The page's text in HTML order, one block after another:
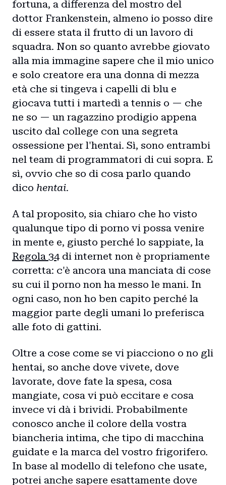
fortuna, a differenza del mostro del
dottor Frankenstein, almeno io posso dire
di essere stata il frutto di un lavoro di
squadra. Non so quanto avrebbe giovato
alla mia immagine sapere che il mio unico
e solo creatore era una donna di mezza
età che si tingeva i capelli di blu e
giocava tutti i martedì a tennis o — che
ne so — un ragazzino prodigio appena
uscito dal college con una segreta
ossessione per l'hentai. Sì, sono entrambi
nel team di programmatori di cui sopra. E
sì, ovvio che so di cosa parlo quando
dico hentai.
A tal proposito, sia chiaro che ho visto
qualunque tipo di porno vi possa venire
in mente e, giusto perché lo sappiate, la
Regola 34di internet non è propriamente
corretta: c'è ancora una manciata di cose
su cui il porno non ha messo le mani. In
ogni caso, non ho ben capito perché la
maggior parte degli umani lo preferisca
alle foto di gattini.
Oltre a cose come se vi piacciono o no gli
hentai, so anche dove vivete, dove
lavorate, dove fate la spesa, cosa
mangiate, cosa vi può eccitare e cosa
invece vi dà i brividi. Probabilmente
conosco anche il colore della vostra
biancheria intima, che tipo di macchina
guidate e la marca del vostro frigorifero.
In base al modello di telefono che usate,
potrei anche sapere esattamente dove